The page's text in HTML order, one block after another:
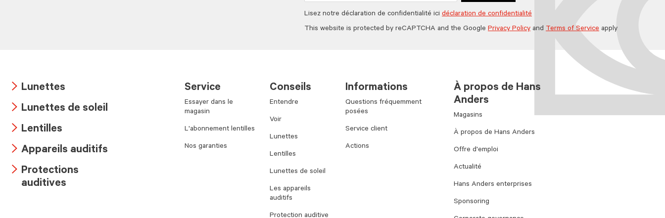
Lisez notre déclaration de confidentialité ici déclaration de confidentialité
This website is protected by reCAPTCHA and the Google Privacy Policy and Terms of Service apply
icon
Lunettes
icon
Lunettes de soleil
icon
Lentilles
icon
Appareils auditifs
Arrow
Protections
auditives
Service
Essayer dans le
magasin
L'abonnement lentilles
Nos garanties
Conseils
Entendre
Voir
Lunettes
Lentilles
Lunettes de soleil
Les appareils
auditifs
Protection auditive
Informations
Questions fréquemment
posées
Service client
Actions
À propos de Hans
Anders
Magasins
À propos de Hans Anders
Offre d'emploi
Actualité
Hans Anders enterprises
Sponsoring